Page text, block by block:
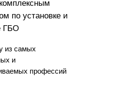
по установке и
ГБО
из самых
и
профессий